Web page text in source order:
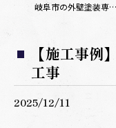
岐阜市の外壁塗装専門店Plus-A
【施工事例
工事
2025/12/11